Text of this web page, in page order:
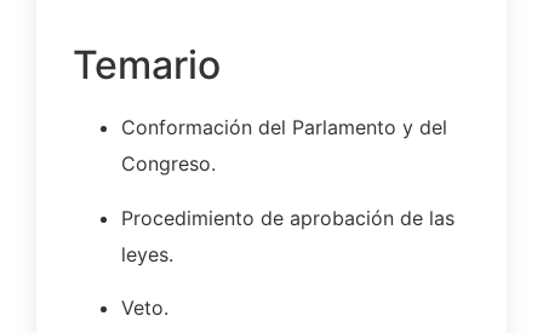
Temario
Conformación del Parlamento y del
Congreso.
Procedimiento de aprobación de las
leyes.
Veto.